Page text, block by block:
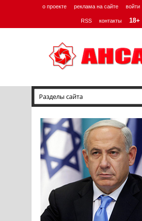
о проекте реклама на сайте войти
RSS контакты 18+